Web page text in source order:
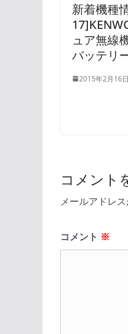
新着機種
ュア無線
バッテリ
2015年2月16日
コメント
メールアドレ
コメント ※